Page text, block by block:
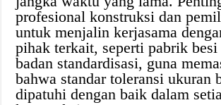
profesional konstruksi dan
untuk menjalin kerjasama
pihak terkait, seperti pabrik besi
badan standardisasi, guna
bahwa standar toleransi ukuran
dipatuhi dengan baik dalam